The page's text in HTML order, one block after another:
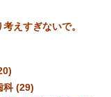
えすぎないで。
科 (29)